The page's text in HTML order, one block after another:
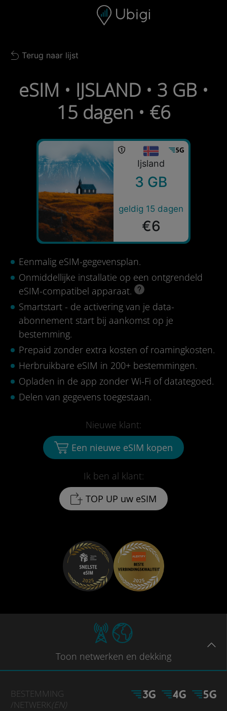
Navigatiebalk Voettekst
Back to list
Terug naar lijst
eSIM • IJSLAND • 3 GB •
15 dagen • €6
Ijsland
3 GB
geldig 15 dagen
€6
Eenmalig eSIM-gegevensplan.
Onmiddellijke installatie op een ontgrendeld
eSIM-compatibel apparaat.
Smartstart - de activering van je data-
abonnement start bij aankomst op je
bestemming.
Prepaid zonder extra kosten of roamingkosten.
Herbruikbare eSIM in 200+ bestemmingen.
Opladen in de app zonder Wi-Fi of datategoed.
Delen van gegevens toegestaan.
Ik ben al klant:
TOP UP uw eSIM
Nieuwe klant:
Een nieuwe eSIM kopen
Toon netwerken en dekking
BESTEMMING
/NETWERK(EN)